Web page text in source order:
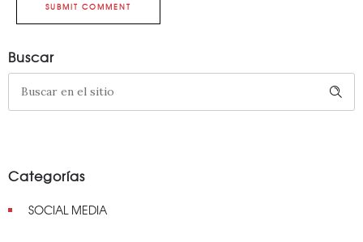
SUBMIT COMMENT
Buscar
Categorías
SOCIAL MEDIA